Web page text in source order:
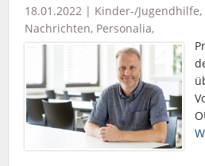
18.01.2022 | Kinder-/Jugendhilfe,
Nachrichten, Personalia,